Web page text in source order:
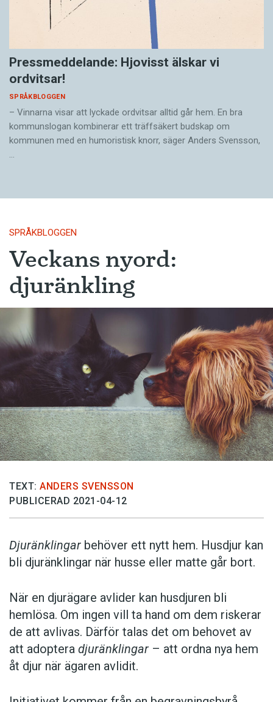
Pressmeddelande: Hjovisst älskar vi
ordvitsar!
SPRÅKBLOGGEN
– Vinnarna visar att lyckade ordvitsar alltid går hem. En bra
kommunslogan kombinerar ett träffsäkert budskap om
kommunen med en humoristisk knorr, säger Anders Svensson,
…
SPRÅKBLOGGEN
Veckans nyord:
djuränkling
TEXT: ANDERS SVENSSON
PUBLICERAD 2021-04-12
Djuränklingar behöver ett nytt hem. Husdjur kan
bli djuränklingar när husse eller matte går bort.
När en djurägare avlider kan husdjuren bli
hemlösa. Om ingen vill ta hand om dem riskerar
de att avlivas. Därför talas det om behovet av
att adoptera djuränklingar – att ordna nya hem
åt djur när ägaren avlidit.